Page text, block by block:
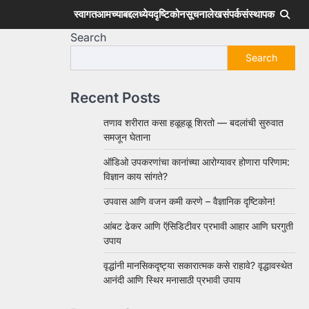
स्वागतआमच्याबद्दलध्येयदृष्टिकोनसूचनालेखसंपर्कसंस्थापक
Search
Search
Recent Posts
तणाव शरीरात कसा हळूहळू शिरतो — बदलांची सुरुवात
समजून घेताना
ऑडिओ उपकरणांचा कानांच्या आरोग्यावर होणारा परिणाम:
विज्ञान काय सांगते?
उपवास आणि वजन कमी करणे – वैज्ञानिक दृष्टिकोन!
आंबट ढेकर आणि ऍसिडिटीवर प्रभावी आहार आणि घरगुती
उपाय
वृद्धांनी मानसिकदृष्ट्या सकारात्मक कसे राहावे? वृद्धावस्थेत
आनंदी आणि स्थिर मनासाठी प्रभावी उपाय